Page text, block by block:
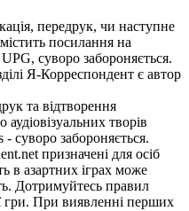
передрук, чи наступне
посилання на
суворо забороняється.
Я-Корреспондент є автор
та відтворення
творів
суворо забороняється.
призначені для осіб
в азартних іграх може
Дотримуйтесь правил
гри. При виявленні перших